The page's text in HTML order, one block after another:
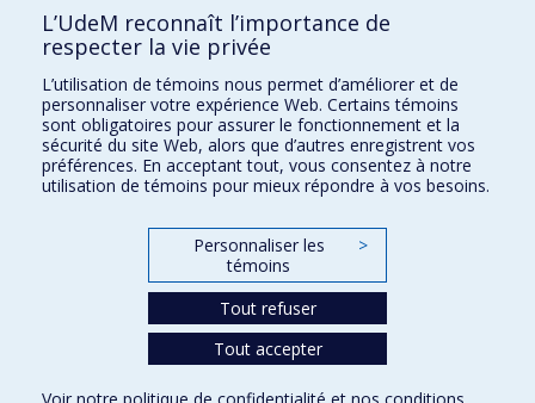
Kinésiologie et des sciences de l’activité physique
Orthophonie et audiologie
Réadaptation
Directions
DPC
CPASS
L’UdeM reconnaît l’importance de
respecter la vie privée
L’utilisation de témoins nous permet d’améliorer et de
personnaliser votre expérience Web. Certains témoins
sont obligatoires pour assurer le fonctionnement et la
sécurité du site Web, alors que d’autres enregistrent vos
préférences. En acceptant tout, vous consentez à notre
utilisation de témoins pour mieux répondre à vos besoins.
Personnaliser les
témoins
>
Tout refuser
Tout accepter